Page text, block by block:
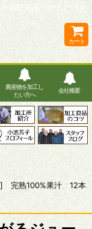
長野県産つがるだけを
カート
農産物を加工し
たい方へ
会社概要
完熟100%果汁 12本